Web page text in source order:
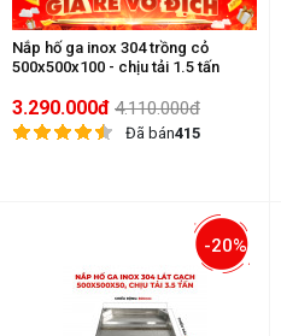
Nắp hố ga inox 304 trồng cỏ
500x500x100 - chịu tải 1.5 tấn
3.290.000đ 4.110.000đ
Đã bán415
-20%